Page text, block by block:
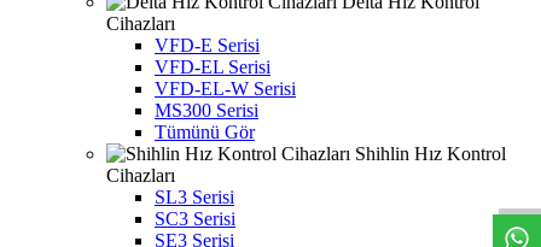
Cihazları
VFD-E Serisi
VFD-EL Serisi
VFD-EL-W Serisi
MS300 Serisi
Tümünü Gör
Shihlin Hız Kontrol
Cihazları
SL3 Serisi
SC3 Serisi
SE3 Serisi